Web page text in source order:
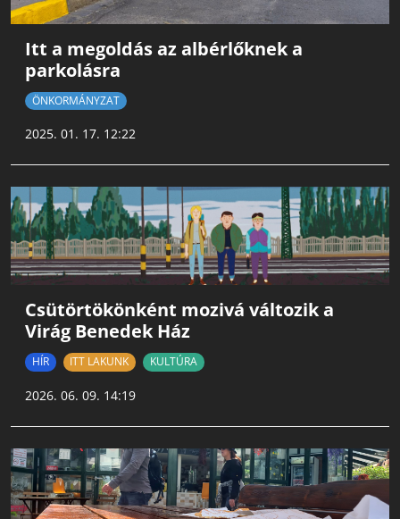
Itt a megoldás az albérlőknek a
parkolásra
ÖNKORMÁNYZAT
2025. 01. 17. 12:22
Csütörtökönként mozivá változik a
Virág Benedek Ház
HÍR ITT LAKUNK KULTÚRA
2026. 06. 09. 14:19